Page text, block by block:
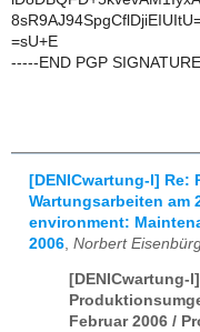
=sU+E
-----END PGP
[DENICwartung-l] Re:
Wartungsarbeiten am
environment:
2006 Norbert
[DENICwartung-
Februar 2006 /